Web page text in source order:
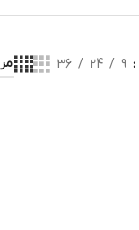
9
24
36